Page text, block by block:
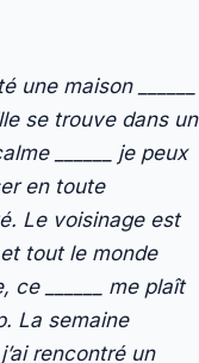
une maison ______
se trouve dans un
______ je peux
en toute
Le voisinage est
tout le monde
ce ______ me plaît
La semaine
rencontré un